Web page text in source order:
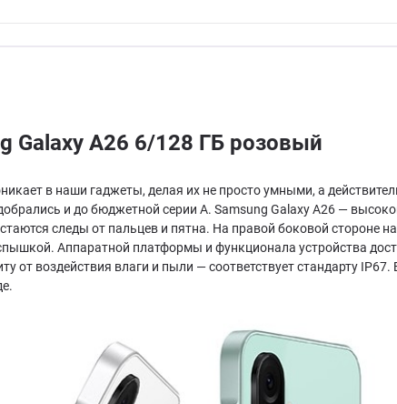
Galaxy A26 6/128 ГБ розовый
в наши гаджеты, делая их не просто умными, а
и до бюджетной серии A. Samsung Galaxy A26 —
следы от пальцев и пятна. На правой боковой стороне
Аппаратной платформы и функционала устройства
от воздействия влаги и пыли — соответствует стандарту